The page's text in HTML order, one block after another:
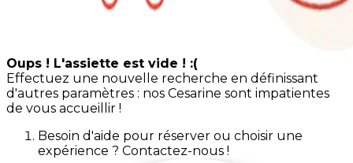
Oups ! L'assiette est vide ! :(
Effectuez une nouvelle recherche en définissant
d'autres paramètres : nos Cesarine sont impatientes
de vous accueillir !
Besoin d'aide pour réserver ou choisir une
expérience ? Contactez-nous !